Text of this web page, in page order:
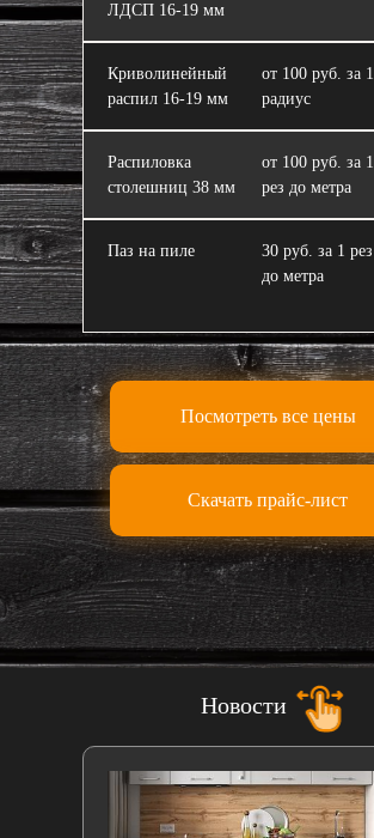
ЛДСП 16‑19 мм
Криволинейный
распил 16‑19 мм
от 100 руб. за 1
радиус
Распиловка
столешниц 38 мм
от 100 руб. за 1
рез до метра
Паз на пиле
30 руб. за 1 рез
до метра
Посмотреть все цены
Скачать прайс-лист
Новости